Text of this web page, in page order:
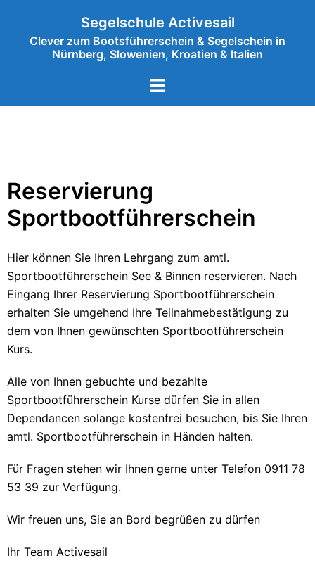
Segelschule Activesail
Clever zum Bootsführerschein & Segelschein in
Nürnberg, Slowenien, Kroatien & Italien
Reservierung
Sportbootführerschein
Hier können Sie Ihren Lehrgang zum amtl.
Sportbootführerschein See & Binnen reservieren. Nach
Eingang Ihrer Reservierung Sportbootführerschein
erhalten Sie umgehend Ihre Teilnahmebestätigung zu
dem von Ihnen gewünschten Sportbootführerschein
Kurs.
Alle von Ihnen gebuchte und bezahlte
Sportbootführerschein Kurse dürfen Sie in allen
Dependancen solange kostenfrei besuchen, bis Sie Ihren
amtl. Sportbootführerschein in Händen halten.
Für Fragen stehen wir Ihnen gerne unter Telefon 0911 78
53 39 zur Verfügung.
Wir freuen uns, Sie an Bord begrüßen zu dürfen
Ihr Team Activesail